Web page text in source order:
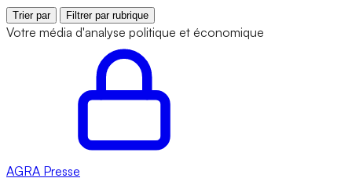
Trier par Filtrer par rubrique
Votre média d'analyse politique et économique
AGRA Presse